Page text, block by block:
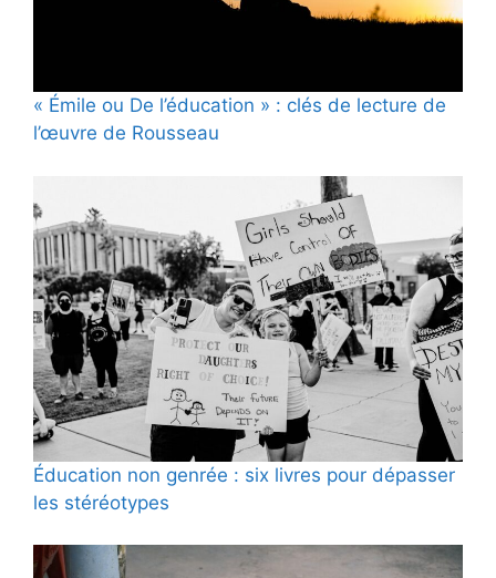
« Émile ou De l’éducation » : clés de lecture de
l’œuvre de Rousseau
Éducation non genrée : six livres pour dépasser
les stéréotypes